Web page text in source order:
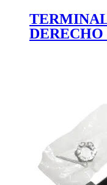
DERECHO